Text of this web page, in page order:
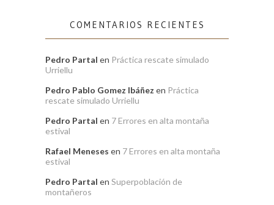
COMENTARIOS RECIENTES
Pedro Partal en Práctica rescate simulado
Urriellu
Pedro Pablo Gomez Ibáñez en Práctica
rescate simulado Urriellu
Pedro Partal en 7 Errores en alta montaña
estival
Rafael Meneses en 7 Errores en alta montaña
estival
Pedro Partal en Superpoblación de
montañeros